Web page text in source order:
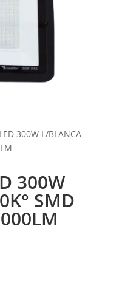
300W L/BLANCA
300W
SMD